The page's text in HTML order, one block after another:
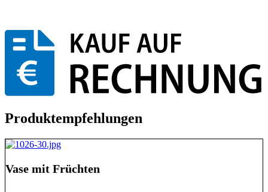
Produktempfehlungen
Vase mit Früchten